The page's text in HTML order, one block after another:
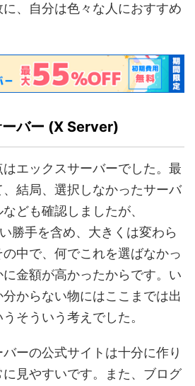
、自分は色々な人におすすめ
ーバー (X Server)
エックスサーバーでした。最
結局、選択しなかったサーバ
ども確認しましたが、
勝手を含め、大きくは変わら
中で、何でこれを選ばなかっ
金額が高かったからです。い
からない物にはここまでは出
そういう考えでした。
ーの公式サイトは十分に作り
見やすいです。また、ブログ